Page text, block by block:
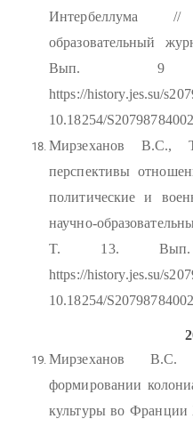
Интербеллума
образовательный
Вып. 9
https://history.jes.su/
10.18254/
Мирзеханов В.С.,
перспективы
политические и
научно-
T. 13.
https://history.jes.su/
10.18254/
Мирзеханов В.С.
формировании
культуры во